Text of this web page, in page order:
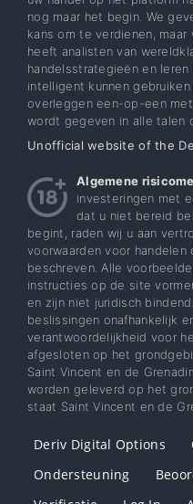
nog maar het begin. We
kans om te verdienen,
heeft analisten van
handelsstrategieën en
intelligent kunnen
overleggen een-op-een
wordt gegeven in alle talen
Unofficial website of the
Algemene
investeringen met
dat u niet bereid
begint, raden wij u aan
voorwaarden voor
beschreven. Alle
instructies op de site
en zijn niet juridisch
beslissingen onafhankelijk
verantwoordelijkheid voor
afgesloten op het
Saint Vincent en de
worden geleverd op het
staat Saint Vincent en de
Deriv Digital Options
Ondersteuning